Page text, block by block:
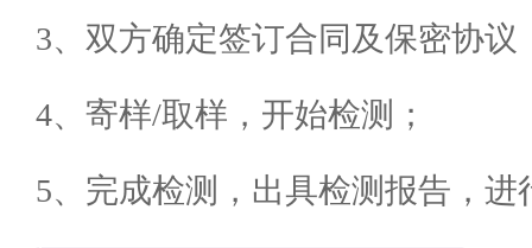
3、双方确定签订合同及保密协议
4、寄样/取样，开始检测；
5、完成检测，出具检测报告，进